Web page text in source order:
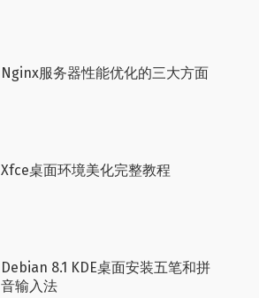
Nginx服务器性能优化的三大方面
Xfce桌面环境美化完整教程
Debian 8.1 KDE桌面安装五笔和拼
音输入法